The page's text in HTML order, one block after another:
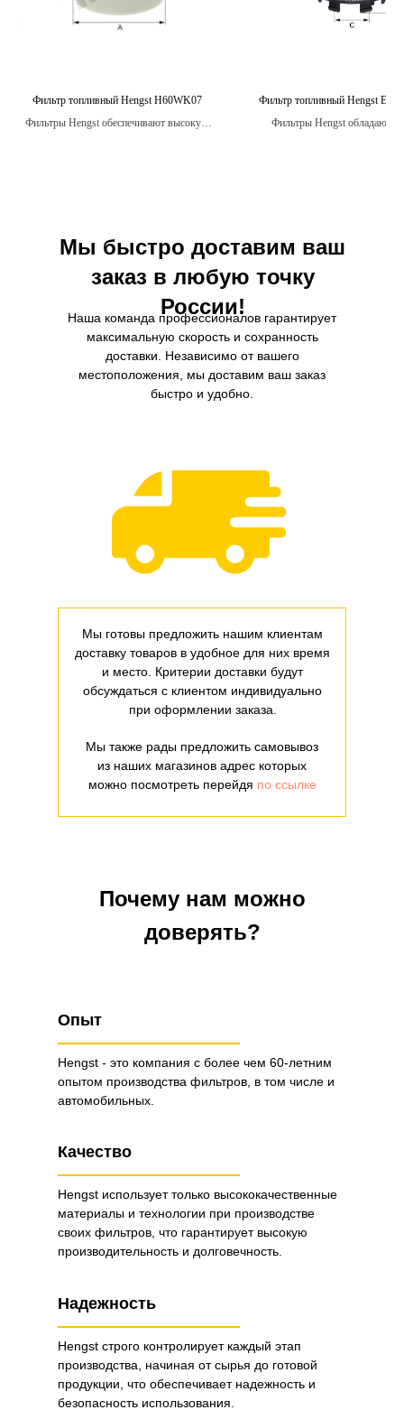
Фильтр топливный Hengst H60WK07
Фильтры Hengst обеспечивают высокую
Фильтр топливный Hengst
Фильтры Hengst обладают
Мы быстро доставим ваш
заказ в любую точку
России!
Мы готовы предложить нашим клиентам
доставку товаров в удобное для них время
и место. Критерии доставки будут
обсуждаться с клиентом индивидуально
при оформлении заказа.
Мы также рады предложить самовывоз
из наших магазинов адрес которых
можно посмотреть перейдя по ссылке
Наша команда профессионалов гарантирует
максимальную скорость и сохранность
доставки. Независимо от вашего
местоположения, мы доставим ваш заказ
быстро и удобно.
Почему нам можно
доверять?
Опыт
Hengst - это компания с более чем 60-летним
опытом производства фильтров, в том числе и
автомобильных.
Качество
Надежность
Hengst использует только высококачественные
материалы и технологии при производстве
своих фильтров, что гарантирует высокую
производительность и долговечность.
Hengst строго контролирует каждый этап
производства, начиная от сырья до готовой
продукции, что обеспечивает надежность и
безопасность использования.